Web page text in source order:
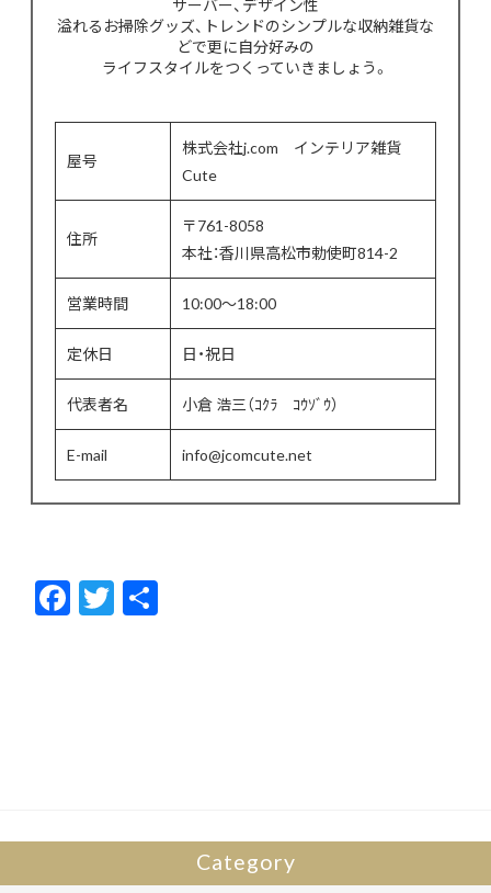
サーバー、デザイン性
溢れるお掃除グッズ、トレンドのシンプルな収納雑貨な
どで更に自分好みの
ライフスタイルをつくっていきましょう。
屋号
株式会社j.com インテリア雑貨
Cute
住所
〒761-8058
本社：香川県高松市勅使町814-2
営業時間 10:00〜18:00
定休日 日・祝日
代表者名 小倉 浩三（ｺｸﾗ ｺｳｿﾞｳ）
E-mail info@jcomcute.net
F
ac
T
w
Category